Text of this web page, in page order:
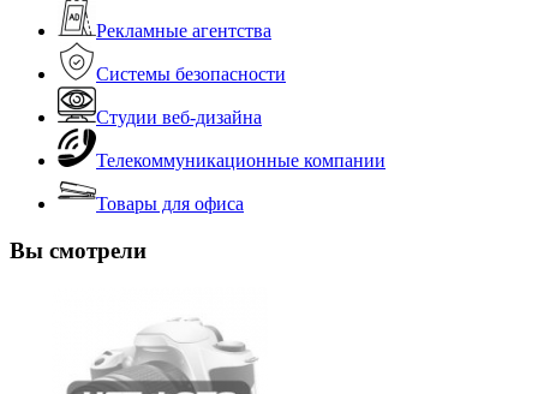
Рекламные агентства
Системы безопасности
Студии веб-дизайна
Телекоммуникационные компании
Товары для офиса
Вы смотрели